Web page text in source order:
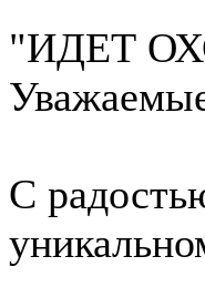
"ИДЕТ
С